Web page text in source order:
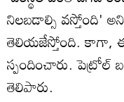
నిలబడాల్సి వస్తోంది'
తెలియజేస్తోంది. కాగా,
స్పందించారు.
తెలిపారు.